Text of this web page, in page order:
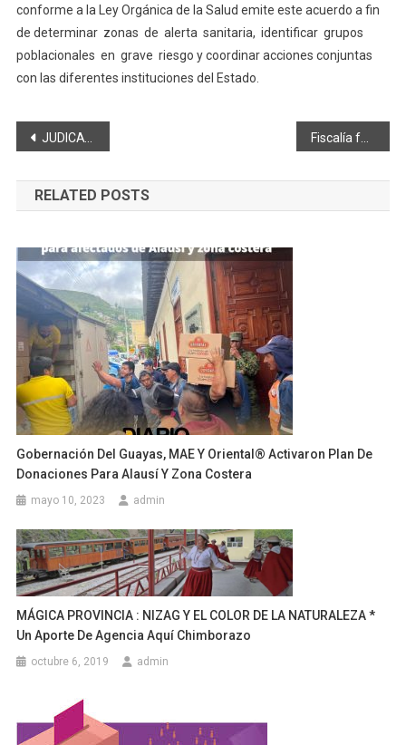
conforme a la Ley Orgánica de la Salud emite este acuerdo a fin
de determinar zonas de alerta sanitaria, identificar grupos
poblacionales en grave riesgo y coordinar acciones conjuntas
con las diferentes instituciones del Estado.
Navegación
de
entradas
JUDICATURA POSESIONÓ COMITÉ DE EXPERTOS PARA CONCURSO
RELATED POSTS
Gobernación Del Guayas, MAE Y Oriental® Activaron Plan De
Donaciones Para Alausí Y Zona Costera
mayo 10, 2023 admin
MÁGICA PROVINCIA : NIZAG Y EL COLOR DE LA NATURALEZA *
Un Aporte De Agencia Aquí Chimborazo
octubre 6, 2019 admin